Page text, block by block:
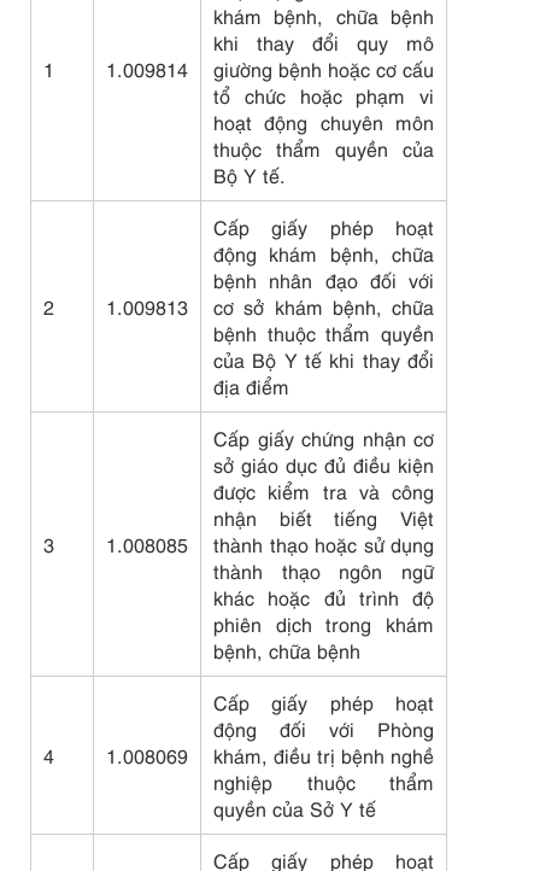
1 1.009814
khám bệnh, chữa bệnh
khi thay đổi quy mô
giường bệnh hoặc cơ cấu
tổ chức hoặc phạm vi
hoạt động chuyên môn
thuộc thẩm quyền của
Bộ Y tế.
2 1.009813
Cấp giấy phép hoạt
động khám bệnh, chữa
bệnh nhân đạo đối với
cơ sở khám bệnh, chữa
bệnh thuộc thẩm quyền
của Bộ Y tế khi thay đổi
địa điểm
3 1.008085
Cấp giấy chứng nhận cơ
sở giáo dục đủ điều kiện
được kiểm tra và công
nhận biết tiếng Việt
thành thạo hoặc sử dụng
thành thạo ngôn ngữ
khác hoặc đủ trình độ
phiên dịch trong khám
bệnh, chữa bệnh
4 1.008069
Cấp giấy phép hoạt
động đối với Phòng
khám, điều trị bệnh nghề
nghiệp thuộc thẩm
quyền của Sở Y tế
Cấp giấy phép hoạt